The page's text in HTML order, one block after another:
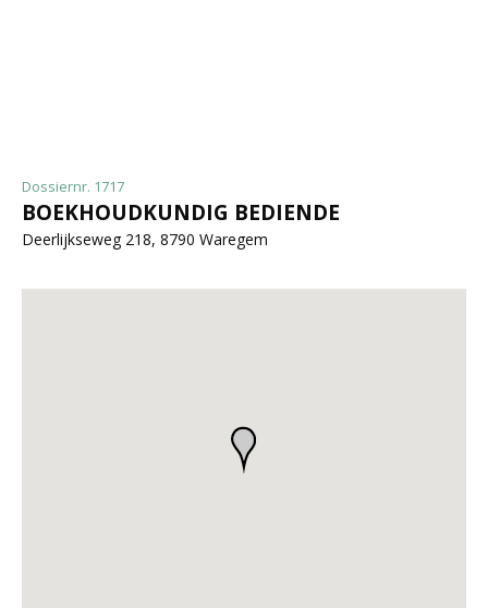
Dossiernr. 1717
BOEKHOUDKUNDIG BEDIENDE
Deerlijkseweg 218, 8790 Waregem